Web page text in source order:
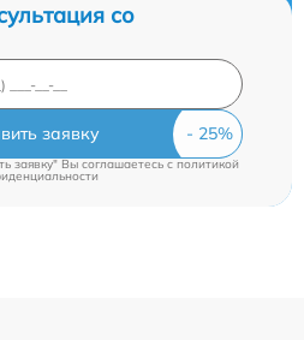
со
заявку
заявку" Вы соглашаетесь cполитикой